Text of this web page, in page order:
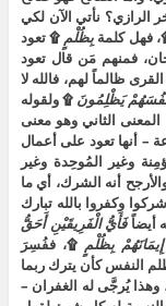
الرازي؟ نأتي الآن لكي
فهل كلمة بِظُلْمٍ ۩ تعود
فمنهم مَن قال تعود
ظالماً لهم، فالله لا
يَظْلِمُونَ ۩ ولقوله
الثاني وهو معنى
– أنها تعود على أعمال
وغير المُوحِدة وغير
أنه الشرك، أي ما
وكفروا بالله تبارك
أيضاًفَأَيُّ الْفَرِيقَيْنِ أَحَقُّ
إِيمَانَهُمْ بِظُلْمٍ ۩، ففُسِرَ
النفس كأن يترك ربما
يُرجَّى له الغفران –